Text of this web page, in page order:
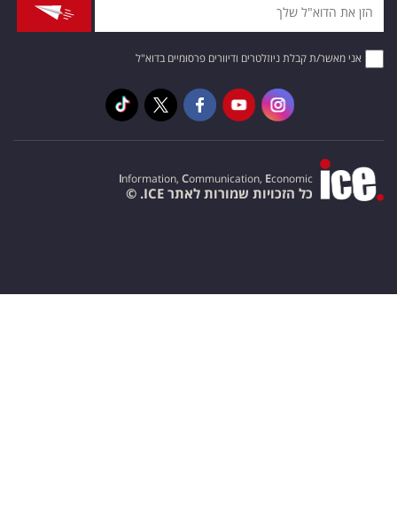
אני מאשר/ת קבלת ניוזלטרים ודיוורים פרסומיים בדוא"ל
Information, Communication, Economic
כל הזכויות שמורות לאתר ICE. ©